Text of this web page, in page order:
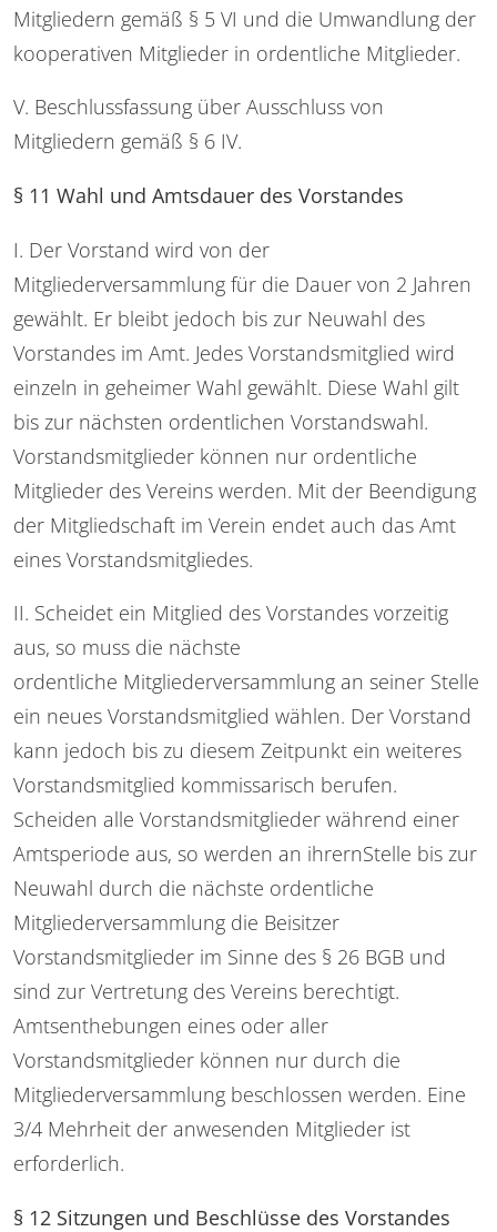
Mitgliedern gemäß § 5 VI und die Umwandlung der
kooperativen Mitglieder in ordentliche Mitglieder.
V. Beschlussfassung über Ausschluss von
Mitgliedern gemäß § 6 IV.
§ 11 Wahl und Amtsdauer des Vorstandes
I. Der Vorstand wird von der
Mitgliederversammlung für die Dauer von 2 Jahren
gewählt. Er bleibt jedoch bis zur Neuwahl des
Vorstandes im Amt. Jedes Vorstandsmitglied wird
einzeln in geheimer Wahl gewählt. Diese Wahl gilt
bis zur nächsten ordentlichen Vorstandswahl.
Vorstandsmitglieder können nur ordentliche
Mitglieder des Vereins werden. Mit der Beendigung
der Mitgliedschaft im Verein endet auch das Amt
eines Vorstandsmitgliedes.
II. Scheidet ein Mitglied des Vorstandes vorzeitig
aus, so muss die nächste
ordentliche Mitgliederversammlung an seiner Stelle
ein neues Vorstandsmitglied wählen. Der Vorstand
kann jedoch bis zu diesem Zeitpunkt ein weiteres
Vorstandsmitglied kommissarisch berufen.
Scheiden alle Vorstandsmitglieder während einer
Amtsperiode aus, so werden an ihrernStelle bis zur
Neuwahl durch die nächste ordentliche
Mitgliederversammlung die Beisitzer
Vorstandsmitglieder im Sinne des § 26 BGB und
sind zur Vertretung des Vereins berechtigt.
Amtsenthebungen eines oder aller
Vorstandsmitglieder können nur durch die
Mitgliederversammlung beschlossen werden. Eine
3/4 Mehrheit der anwesenden Mitglieder ist
erforderlich.
§ 12 Sitzungen und Beschlüsse des Vorstandes